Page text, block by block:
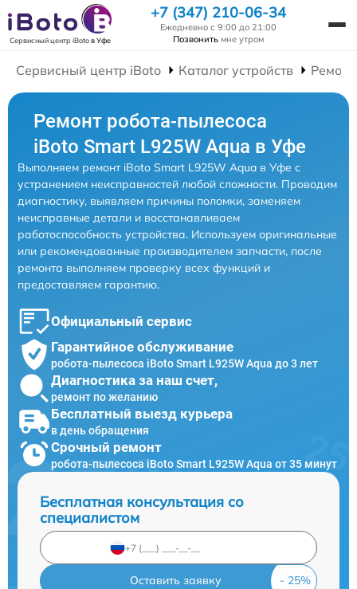
Сервисный центр iBotoв Уфе
+7 (347) 210-06-34
Ежедневно с 9:00 до 21:00
Позвонить мне утром
Сервисный центр iBoto Каталог устройств
Ремонт робота-пылесоса
iBoto Smart L925W Aqua в Уфе
Выполняем ремонт iBoto Smart L925W Aqua в Уфе с
устранением неисправностей любой сложности. Проводим
диагностику, выявляем причины поломки, заменяем
неисправные детали и восстанавливаем
работоспособность устройства. Используем оригинальные
или рекомендованные производителем запчасти, после
ремонта выполняем проверку всех функций и
предоставляем гарантию.
Официальный сервис
Гарантийное обслуживание
робота-пылесоса iBoto Smart L925W Aqua до 3 лет
Диагностика за наш счет,
ремонт по желанию
Бесплатный выезд курьера
в день обращения
Срочный ремонт
робота-пылесоса iBoto Smart L925W Aqua от 35 минут
Бесплатная консультация со
специалистом
Оставить заявку